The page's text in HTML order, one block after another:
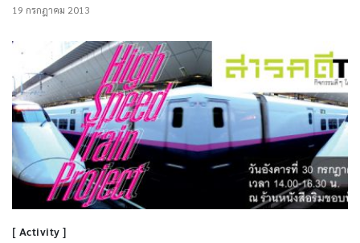
19 กรกฎาคม 2013
Activity